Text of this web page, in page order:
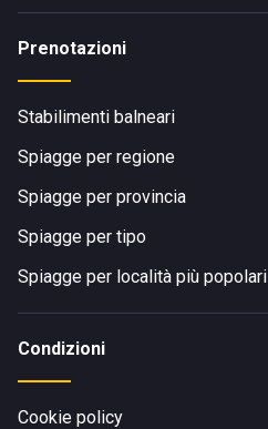
Prenotazioni
Stabilimenti balneari
Spiagge per regione
Spiagge per provincia
Spiagge per tipo
Spiagge per località più popolari
Condizioni
Cookie policy